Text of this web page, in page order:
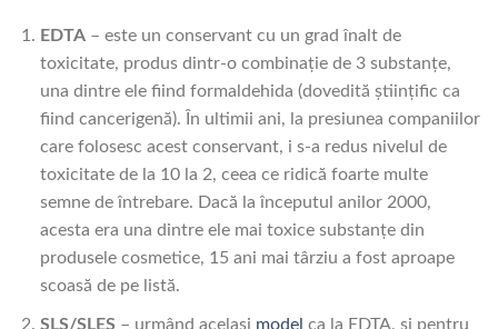
EDTA– este un conservant cu un grad înalt de
toxicitate, produs dintr-o combinație de 3 substanțe,
una dintre ele fiind formaldehida (dovedită științific ca
fiind cancerigenă). În ultimii ani, la presiunea companiilor
care folosesc acest conservant, i s-a redus nivelul de
toxicitate de la 10 la 2, ceea ce ridică foarte multe
semne de întrebare. Dacă la începutul anilor 2000,
acesta era una dintre ele mai toxice substanțe din
produsele cosmetice, 15 ani mai târziu a fost aproape
scoasă de pe listă.
SLS/SLES – urmând același model ca la EDTA, și pentru